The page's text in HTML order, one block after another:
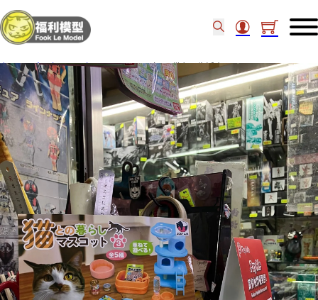
主頁 / 食玩扭蛋 / 扭蛋 / J.Dream扭蛋 貓主子生活小工具 Set of 5 (10)